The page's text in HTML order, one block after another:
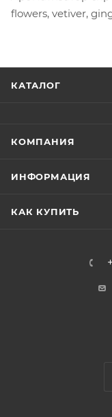
flowers, vetiver,
КАТАЛОГ
КОМПАНИЯ
ИНФОРМАЦИЯ
КАК КУПИТЬ